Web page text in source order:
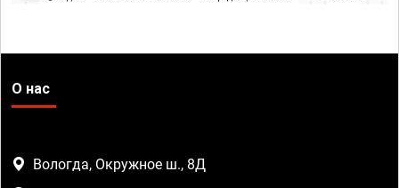
О нас
Вологда, Окружное ш., 8Д